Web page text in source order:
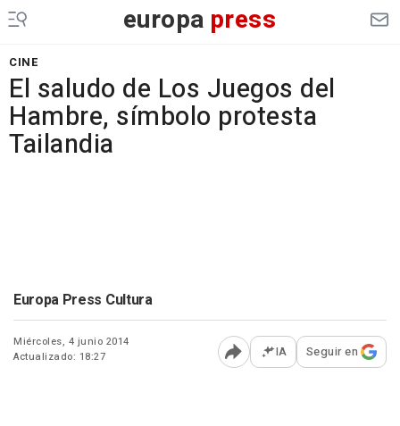
europa press
CINE
El saludo de Los Juegos del
Hambre, símbolo protesta
Tailandia
Europa Press Cultura
Miércoles, 4 junio 2014
Actualizado: 18:27
Abrir opciones para
IA Seguir en